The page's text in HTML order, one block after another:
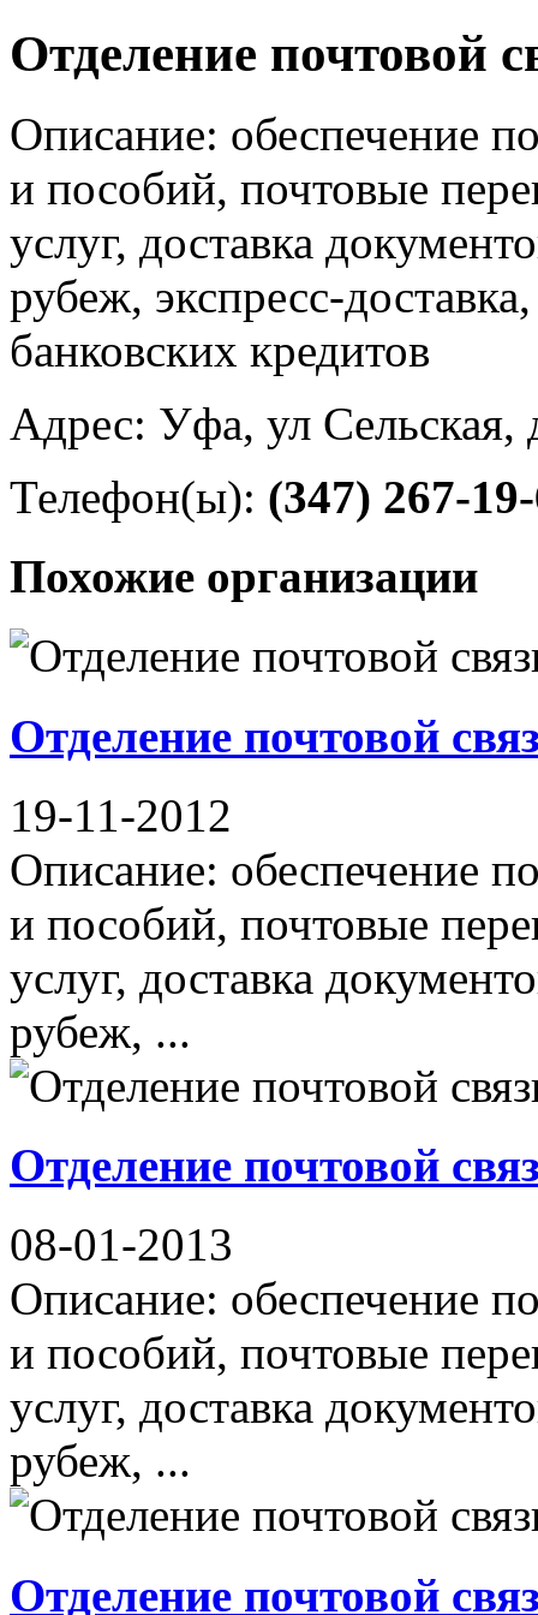
Отделение почтовой
Описание: обеспечение
и пособий, почтовые
услуг, доставка
рубеж, экспресс-
банковских кредитов
Адрес: Уфа, ул Сельская,
Телефон(ы): (347) 267-
Похожие организации
Отделение почтовой
19-11-2012
Описание: обеспечение
и пособий, почтовые
услуг, доставка
рубеж, ...
Отделение почтовой
08-01-2013
Описание: обеспечение
и пособий, почтовые
услуг, доставка
рубеж, ...
Отделение почтовой